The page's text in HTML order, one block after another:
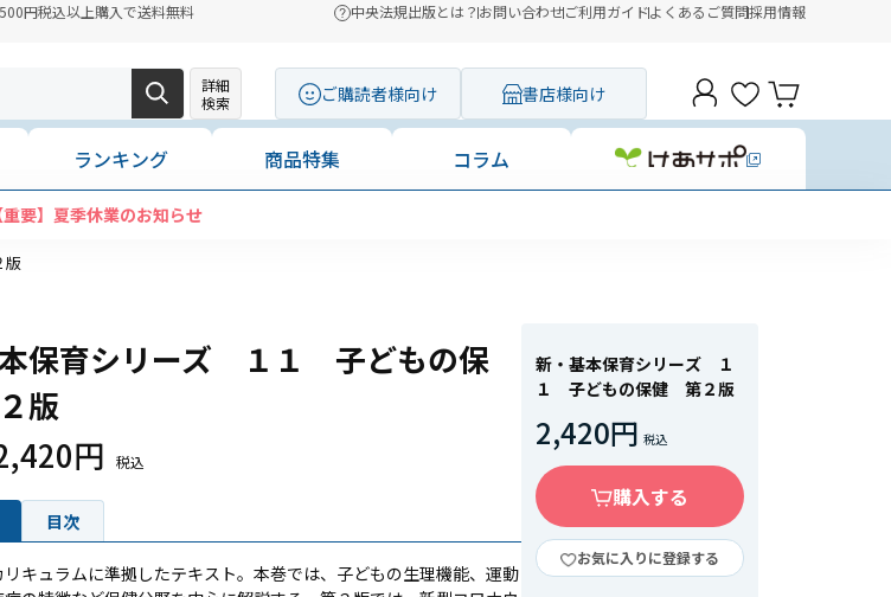
円税込以上購入で送料無料 中央法規出版とは？お問い合わせご利用ガイドよくあるご質問採用情報
詳細
検索
ご購読者様向け 書店様向け
ランキング 商品特集 コラム
重要】夏季休業のお知らせ
保育シリーズ １１ 子どもの保
版
円
目次
キュラムに準拠したテキスト。本巻では、子どもの生理機能、運動
新・基本保育シリーズ １
１ 子どもの保健 第２版
2,420円
購入する
お気に入りに登録する